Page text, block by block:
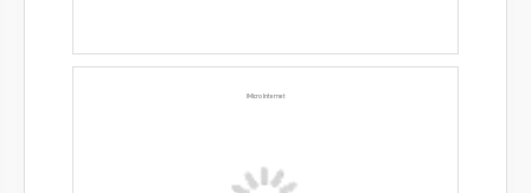
iMicro Internet